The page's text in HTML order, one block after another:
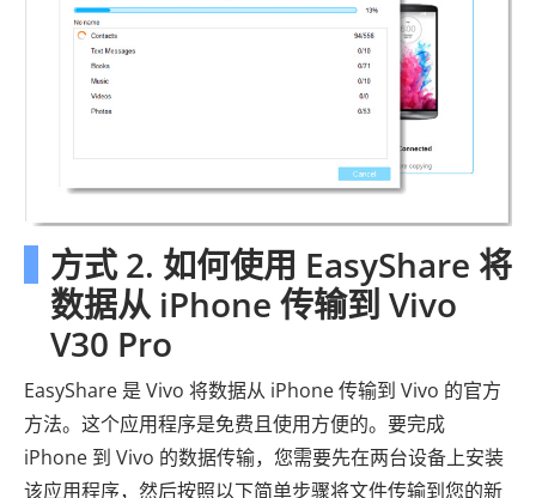
方式 2. 如何使用 EasyShare 将
数据从 iPhone 传输到 Vivo
V30 Pro
EasyShare 是 Vivo 将数据从 iPhone 传输到 Vivo 的官方
方法。这个应用程序是免费且使用方便的。要完成
iPhone 到 Vivo 的数据传输，您需要先在两台设备上安装
该应用程序，然后按照以下简单步骤将文件传输到您的新